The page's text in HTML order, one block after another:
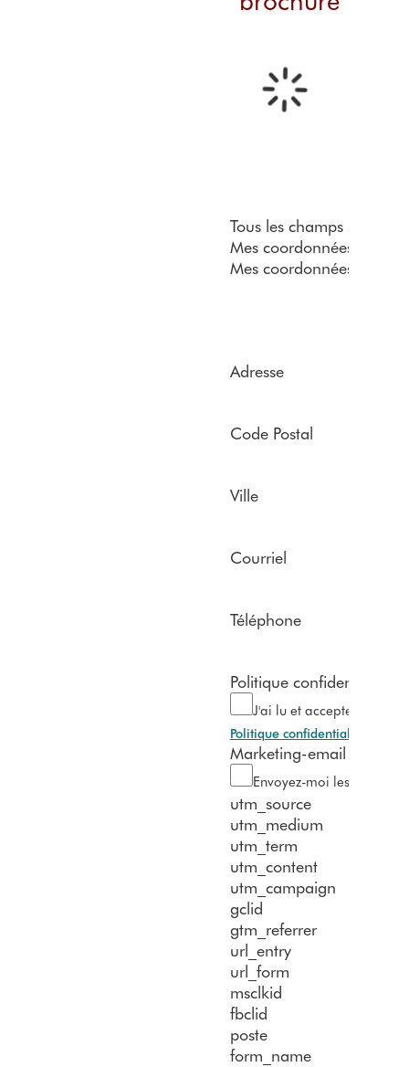
Tous les champs sont
Mes coordonnées
Mes coordonnées
Adresse
Code Postal
Ville
Courriel
Téléphone
Politique confidentialité
J'ai lu et accepte la
Politique confidentialité
Marketing-email
Envoyez-moi les
utm_source
utm_medium
utm_term
utm_content
utm_campaign
gclid
gtm_referrer
url_entry
url_form
msclkid
fbclid
poste
form_name